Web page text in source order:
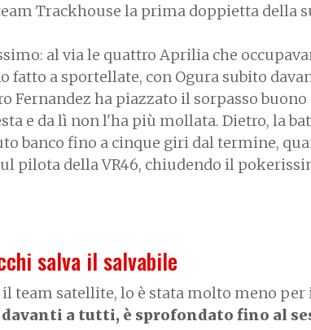
Trackhouse la prima doppietta della
al via le quattro Aprilia che
fatto a sportellate, con Ogura subito
Fernandez ha piazzato il sorpasso buono
e da lì non l'ha più mollata. Dietro, la
banco fino a cinque giri dal termine,
pilota della VR46, chiudendo il
salva il salvabile
il team satellite, lo è stata molto meno per
a tutti, è sprofondato fino al